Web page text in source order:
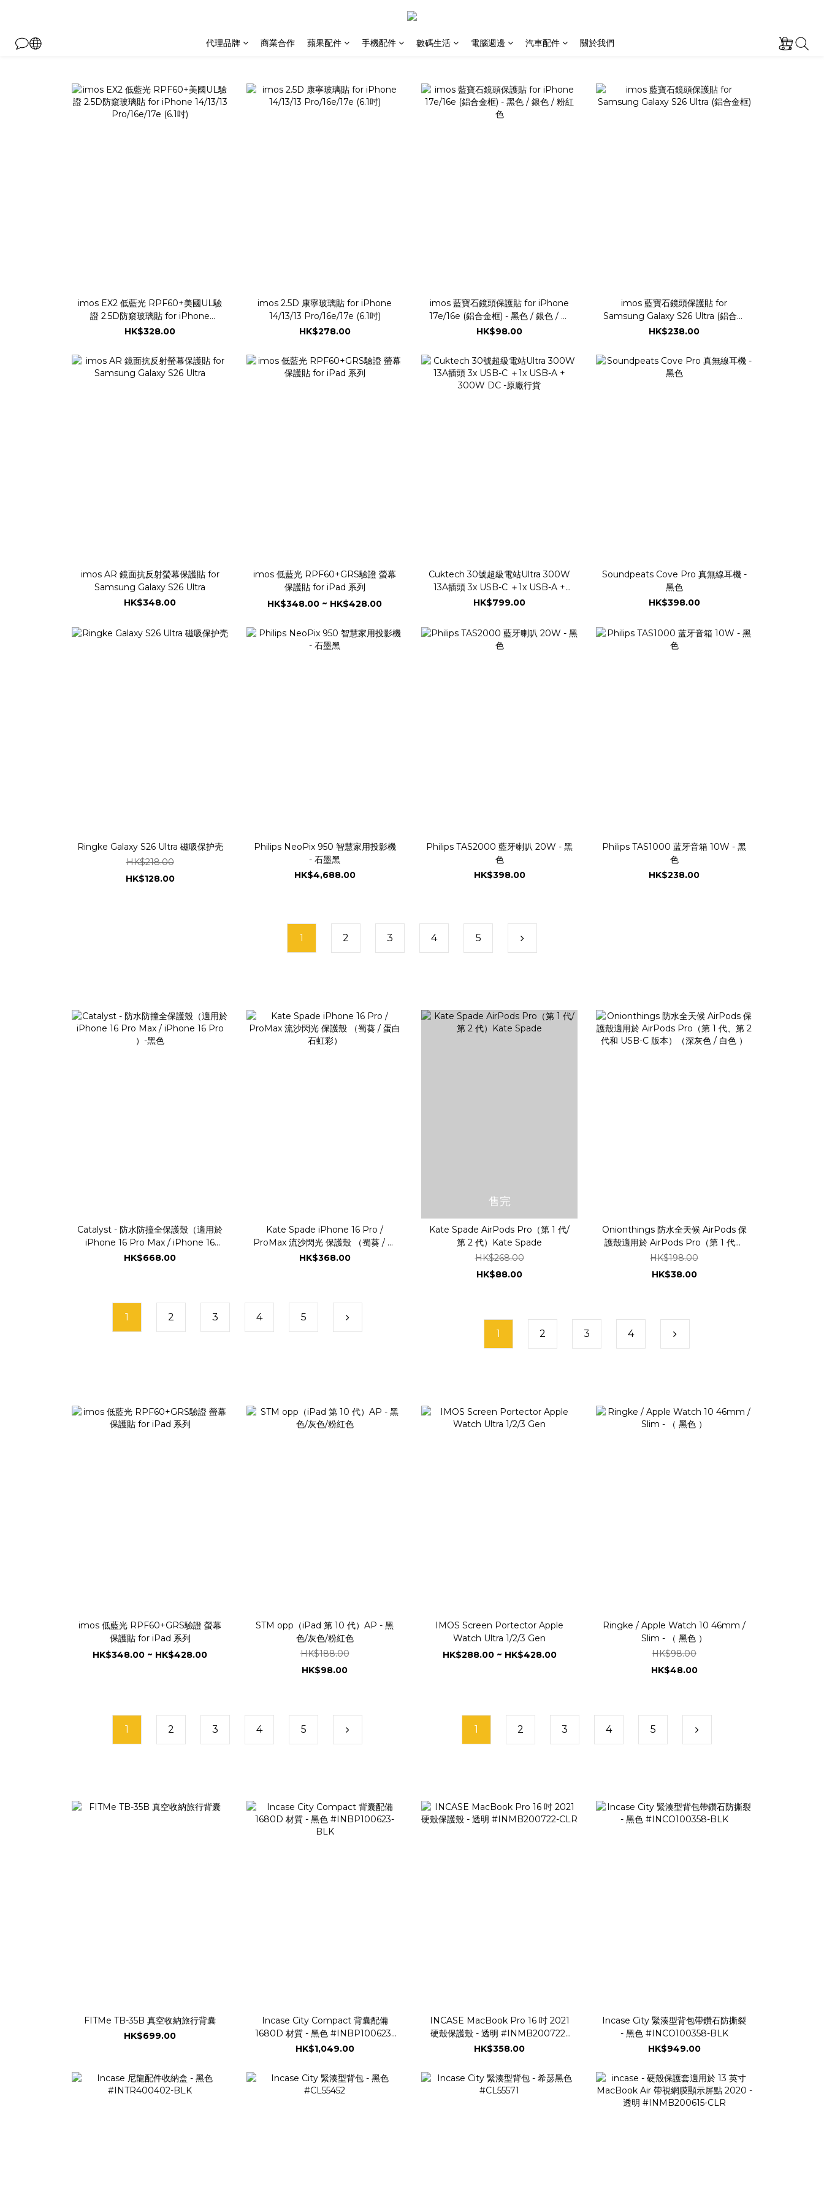
代理品牌 商業合作 蘋果配件 手機配件 數碼生活 電腦週邊 汽車配件 關於我們 next
imos EX2 低藍光 RPF60+美國UL驗
證 2.5D防窺玻璃貼 for iPhone
14/13/13 Pro/16e/17e (6.1吋)
HK$328.00
imos 2.5D 康寧玻璃貼 for iPhone
14/13/13 Pro/16e/17e (6.1吋)
HK$278.00
imos 藍寶石鏡頭保護貼 for iPhone
17e/16e (鋁合金框) - 黑色 / 銀色 / 粉
紅色
HK$98.00
imos 藍寶石鏡頭保護貼 for
Samsung Galaxy S26 Ultra (鋁合金
框)
HK$238.00
imos AR 鏡面抗反射螢幕保護貼 for
Samsung Galaxy S26 Ultra
HK$348.00
imos 低藍光 RPF60+GRS驗證 螢幕
保護貼 for iPad 系列
HK$348.00 ~ HK$428.00
Cuktech 30號超級電站Ultra 300W
13A插頭 3x USB-C ＋1x USB-A +
300W DC -原廠行貨
HK$799.00
Soundpeats Cove Pro 真無線耳機 -
黑色
HK$398.00
Ringke Galaxy S26 Ultra 磁吸保护壳
HK$218.00
HK$128.00
Philips NeoPix 950 智慧家用投影機
- 石墨黑
HK$4,688.00
Philips TAS2000 藍牙喇叭 20W - 黑
色
HK$398.00
Philips TAS1000 蓝牙音箱 10W - 黑
色
HK$238.00
1 2 3 4 5
Catalyst - 防水防撞全保護殼（適用於
iPhone 16 Pro Max / iPhone 16
Pro ）-黑色
HK$668.00
Kate Spade iPhone 16 Pro /
ProMax 流沙閃光 保護殼 （蜀葵 / 蛋
白石虹彩）
HK$368.00
1 2 3 4 5
售完
Kate Spade AirPods Pro（第 1 代/
第 2 代）Kate Spade
HK$268.00
HK$88.00
Onionthings 防水全天候 AirPods 保
護殼適用於 AirPods Pro（第 1 代、
第 2 代和 USB-C 版本）（深灰色 / 白
色 ）
HK$198.00
HK$38.00
1 2 3 4
imos 低藍光 RPF60+GRS驗證 螢幕
保護貼 for iPad 系列
HK$348.00 ~ HK$428.00
STM opp（iPad 第 10 代）AP - 黑
色/灰色/粉紅色
HK$188.00
HK$98.00
1 2 3 4 5
IMOS Screen Portector Apple
Watch Ultra 1/2/3 Gen
HK$288.00 ~ HK$428.00
Ringke / Apple Watch 10 46mm /
Slim - （ 黑色 ）
HK$98.00
HK$48.00
1 2 3 4 5
FITMe TB-35B 真空收納旅行背囊
HK$699.00
Incase City Compact 背囊配備
1680D 材質 - 黑色 #INBP100623-
BLK
HK$1,049.00
INCASE MacBook Pro 16 吋 2021
硬殼保護殼 - 透明 #INMB200722-
CLR
HK$358.00
Incase City 緊湊型背包帶鑽石防撕裂
- 黑色 #INCO100358-BLK
HK$949.00